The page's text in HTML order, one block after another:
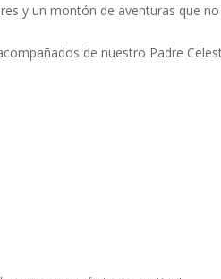
y un montón de aventuras que no
de nuestro Padre